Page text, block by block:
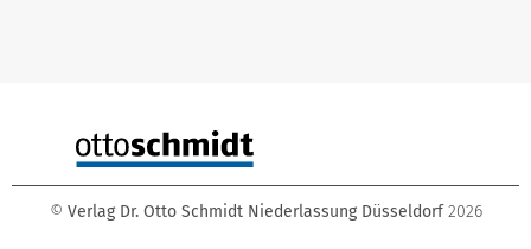
© Verlag Dr. Otto Schmidt Niederlassung Düsseldorf 2026